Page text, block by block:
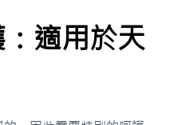
適用於天